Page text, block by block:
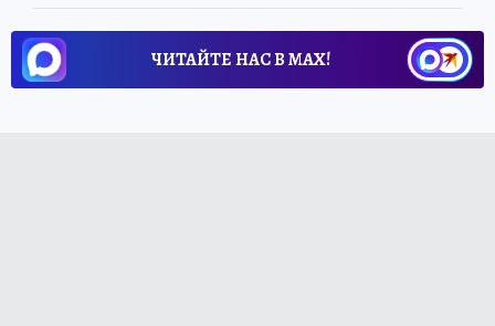
ЧИТАЙТЕ НАС В МАХ!